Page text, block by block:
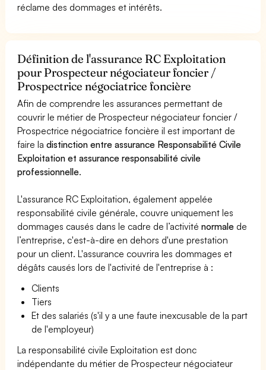
réclame des dommages et intérêts.
Définition de l'assurance RC Exploitation
pour Prospecteur négociateur foncier /
Prospectrice négociatrice foncière
Afin de comprendre les assurances permettant de
couvrir le métier de Prospecteur négociateur foncier /
Prospectrice négociatrice foncière il est important de
faire ladistinction entre assurance Responsabilité Civile
Exploitation et assurance responsabilité civile
professionnelle.
L'assurance RC Exploitation, également appelée
responsabilité civile générale, couvre uniquement les
dommages causés dans le cadre de l’activiténormale de
l’entreprise, c'est-à-dire en dehors d'une prestation
pour un client. L'assurance couvrira les dommages et
dégâts causés lors de l'activité de l'entreprise à :
Clients
Tiers
Et des salariés (s'il y a une faute inexcusable de la part
de l'employeur)
La responsabilité civile Exploitation est donc
indépendante du métier de Prospecteur négociateur